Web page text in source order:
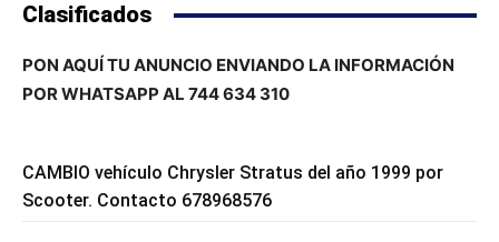
Clasificados
PON AQUÍ TU ANUNCIO ENVIANDO LA INFORMACIÓN
POR WHATSAPP AL 744 634 310
CAMBIO vehículo Chrysler Stratus del año 1999 por
Scooter. Contacto 678968576